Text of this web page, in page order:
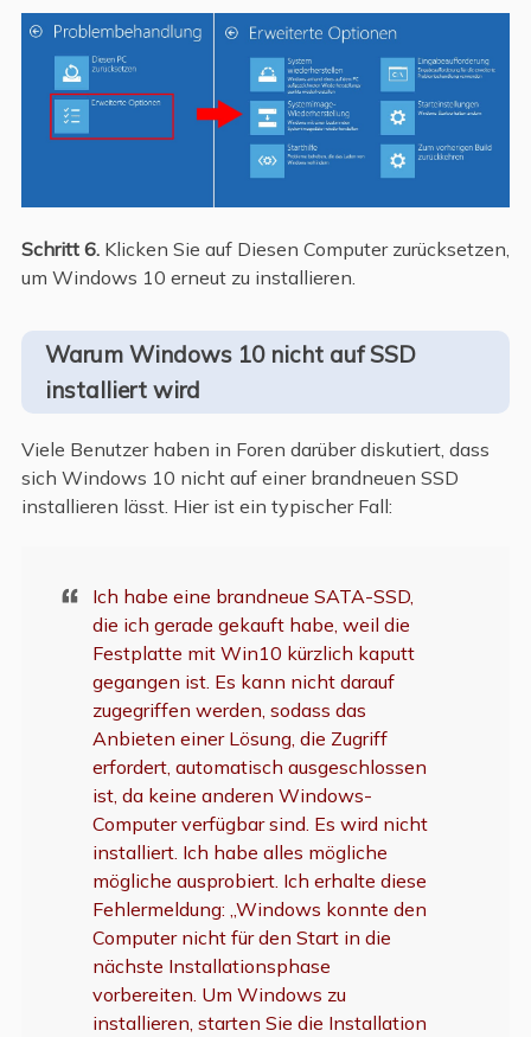
Schritt 6.Klicken Sie auf Diesen Computer zurücksetzen,
um Windows 10 erneut zu installieren.
Warum Windows 10 nicht auf SSD
installiert wird
Viele Benutzer haben in Foren darüber diskutiert, dass
sich Windows 10 nicht auf einer brandneuen SSD
installieren lässt. Hier ist ein typischer Fall:
Ich habe eine brandneue SATA-SSD,
die ich gerade gekauft habe, weil die
Festplatte mit Win10 kürzlich kaputt
gegangen ist. Es kann nicht darauf
zugegriffen werden, sodass das
Anbieten einer Lösung, die Zugriff
erfordert, automatisch ausgeschlossen
ist, da keine anderen Windows-
Computer verfügbar sind. Es wird nicht
installiert. Ich habe alles mögliche
mögliche ausprobiert. Ich erhalte diese
Fehlermeldung: „Windows konnte den
Computer nicht für den Start in die
nächste Installationsphase
vorbereiten. Um Windows zu
installieren, starten Sie die Installation